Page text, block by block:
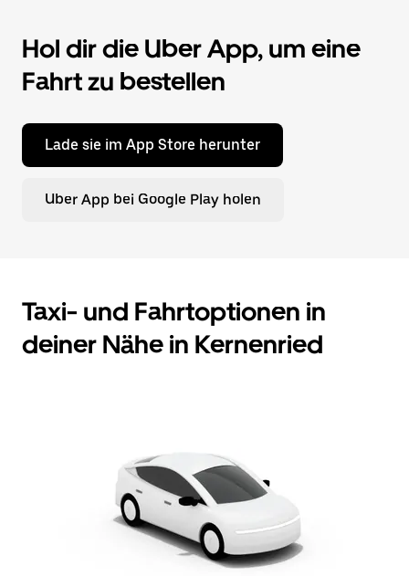
Hol dir die Uber App, um eine
Fahrt zu bestellen
Lade sie im App Store herunter
Uber App bei Google Play holen
Taxi- und Fahrtoptionen in
deiner Nähe in Kernenried